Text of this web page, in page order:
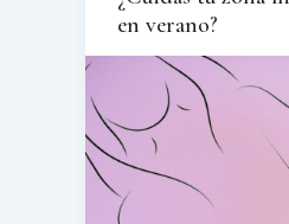
en verano?